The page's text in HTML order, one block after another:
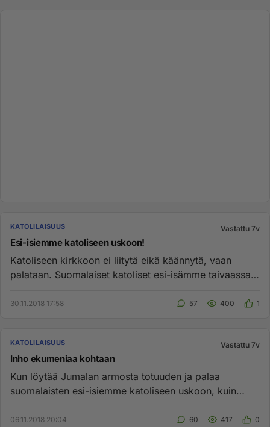
KATOLILAISUUS Vastattu 7v
Esi-isiemme katoliseen uskoon!
Katoliseen kirkkoon ei liitytä eikä käännytä, vaan
palataan. Suomalaiset katoliset esi-isämme taivaassa
30.11.2018 17:58 57 400 1
KATOLILAISUUS Vastattu 7v
Inho ekumeniaa kohtaan
Kun löytää Jumalan armosta totuuden ja palaa
suomalaisten esi-isiemme katoliseen uskoon, kuin
06.11.2018 20:04 60 417 0